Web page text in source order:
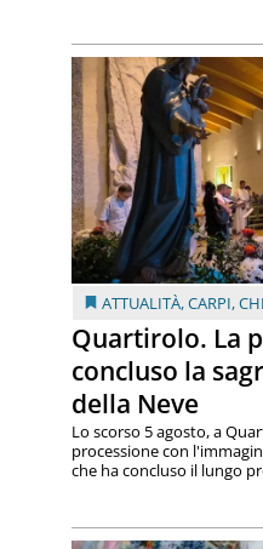
ATTUALITÀ,CARPI,
Quartirolo. La
concluso la
della Neve
Lo scorso 5 agosto, a
processione con
che ha concluso il lungo